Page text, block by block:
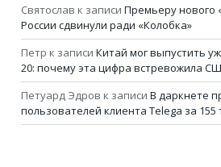
Святослав к записи Премьеру нового
России сдвинули ради «Колобка»
Петр к записи Китай мог выпустить
20: почему эта цифра встревожила
Петуард Эдров к записи В даркнете
пользователей клиента Telega за 155